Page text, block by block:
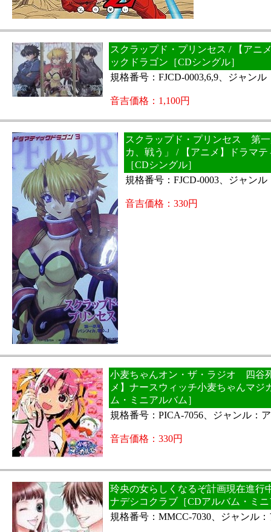
スクラップド・プリンセス / 【アニ
ックドラゴン［CDシングル］
規格番号：FJCD-0003,6,9、ジャンル
音吉価格：1,100円
スクラップド・プリンセス 第
カ、戦う」 / 【アニメ】ドラマ
［CDシングル］
規格番号：FJCD-0003、ジャンル
音吉価格：330円
小麦ちゃんオン・ザ・ラジオ 四谷
メ】ナースウィッチ小麦ちゃんマジ
ム・ミニアルバム］
規格番号：PICA-7056、ジャンル：
音吉価格：330円
玲央の女らしくなるぞ計画現在進行
ナデシコクラブ［CDアルバム・ミ
規格番号：MMCC-7030、ジャンル